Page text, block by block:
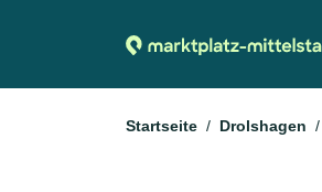
Startseite Drolshagen